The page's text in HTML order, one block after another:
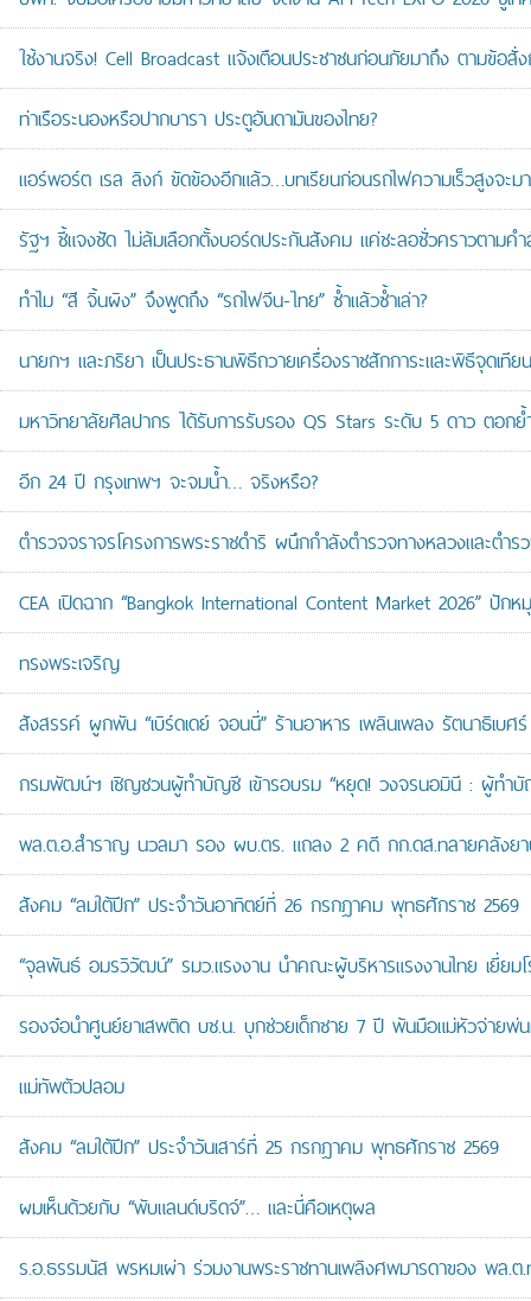
ใช้งานจริง! Cell Broadcast แจ้งเตือนประชาชนก่อนภัยมาถึง ตามข้อสั่
ท่าเรือระนองหรือปากบารา ประตูอันดามันของไทย?
แอร์พอร์ต เรล ลิงก์ ขัดข้องอีกแล้ว…บทเรียนก่อนรถไฟความเร็วสูงจะม
รัฐฯ ชี้แจงชัด ไม่ล้มเลือกตั้งบอร์ดประกันสังคม แค่ชะลอชั่วคราวตามค
ทำไม “สี จิ้นผิง” จึงพูดถึง “รถไฟจีน-ไทย” ซ้ำแล้วซ้ำเล่า?
นายกฯ และภริยา เป็นประธานพิธีถวายเครื่องราชสักการะและพิธีจุดเ
มหาวิทยาลัยศิลปากร ได้รับการรับรอง QS Stars ระดับ 5 ดาว ตอก
อีก 24 ปี กรุงเทพฯ จะจมน้ำ… จริงหรือ?
ตำรวจจราจรโครงการพระราชดำริ ผนึกกำลังตำรวจทางหลวงและตำ
CEA เปิดฉาก “Bangkok International Content Market 2026” ปั
ทรงพระเจริญ
สังสรรค์ ผูกพัน “เบิร์ดเดย์ จอนนี่” ร้านอาหาร เพลินเพลง รัตนาธิเบศ
กรมพัฒน์ฯ เชิญชวนผู้ทำบัญชี เข้ารอบรม “หยุด! วงจรนอมินี : ผู้ทำ
พล.ต.อ.สำราญ นวลมา รอง ผบ.ตร. แถลง 2 คดี กก.ดส.ทลายคลังย
สังคม “ลมใต้ปีก” ประจำวันอาทิตย์ที่ 26 กรกฎาคม พุทธศักราช 2569
“จุลพันธ์ อมรวิวัฒน์” รมว.แรงงาน นำคณะผู้บริหารแรงงานไทย เยี่ยม
รองจ๋อนำศูนย์ยาเสพติด บช.น. บุกช่วยเด็กชาย 7 ปี พ้นมือแม่หัวจ่ายพ่น
แม่ทัพตัวปลอม
สังคม “ลมใต้ปีก” ประจำวันเสาร์ที่ 25 กรกฎาคม พุทธศักราช 2569
ผมเห็นด้วยกับ “พับแลนด์บริดจ์”… และนี่คือเหตุผล
ร.อ.ธรรมนัส พรหมเผ่า ร่วมงานพระราชทานเพลิงศพมารดาของ พล.